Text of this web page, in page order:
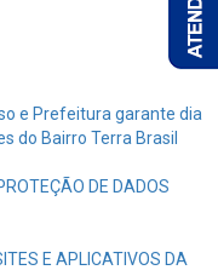
e Prefeitura garante dia
do Bairro Terra Brasil
DE DADOS
E APLICATIVOS DA